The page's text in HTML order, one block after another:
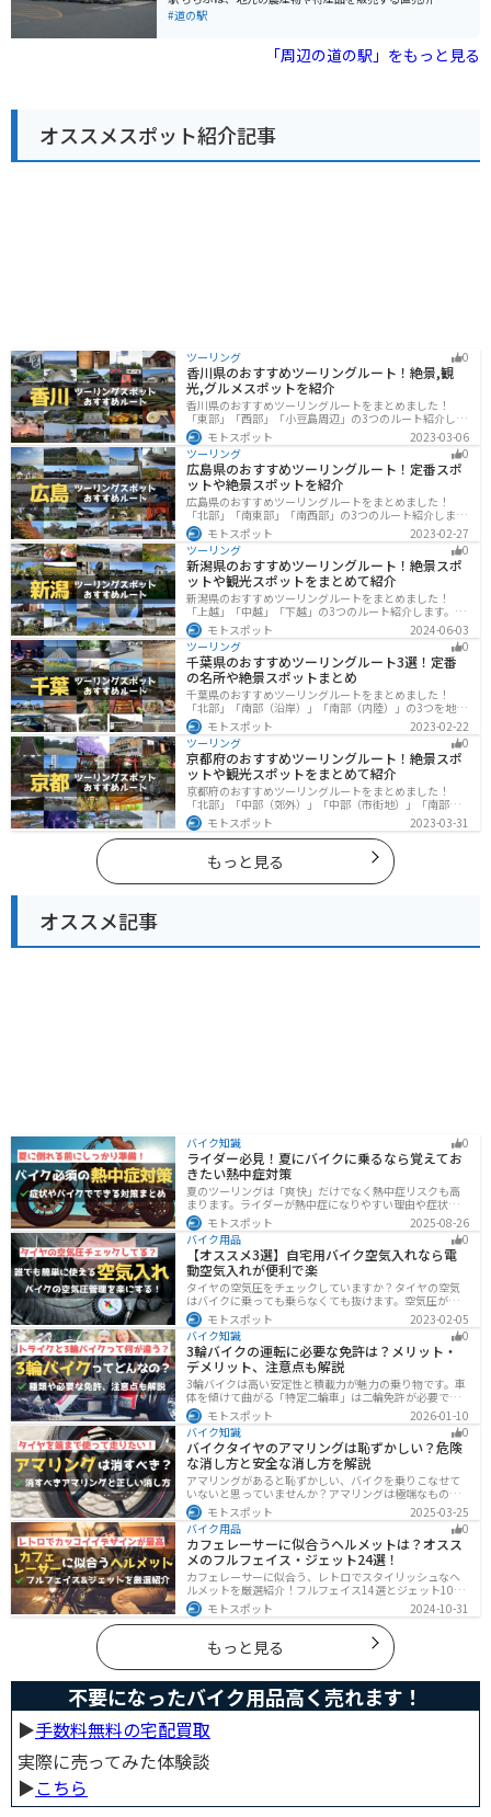
向上地区」や、国の名勝に指定されている「小川渓谷」
レストラン、休憩所などが併設されています。 秩父地方
は、そんな秩父地方の観光拠点として、多くの観光客に
しゃくし菜漬け、味噌ポテト、わらじカツなどが有名で
す。道の駅 ちちぶでも、これらの名産品を購入すること
ができます。
#道の駅
「周辺の道の駅」をもっと見る
オススメスポット紹介記事
ツーリング 0
香川県のおすすめツーリングルート！絶景,観
光,グルメスポットを紹介
香川県のおすすめツーリングルートをまとめました！
「東部」「西部」「小豆島周辺」の3つのルート紹介しま
す。自然豊かな山から海、絶品グルメを満喫するツーリ
ングができます。バイクで香川県にツーリングに行く際
は参考にしてください。
モトスポット
2023-03-06
ツーリング
0
広島県のおすすめツーリングルート！定番スポ
ットや絶景スポットを紹介
広島県のおすすめツーリングルートをまとめました！
「北部」「南東部」「南西部」の3つのルート紹介しま
す。自然豊かな山と海だけでなく、歴史的価値のある建
造物も多数あるので、飽きることなくツーリングを堪能
できます。バイクで広島県にツーリングに行く際は参考
にしてください。
モトスポット
2023-02-27
ツーリング
0
新潟県のおすすめツーリングルート！絶景スポ
ットや観光スポットをまとめて紹介
新潟県のおすすめツーリングルートをまとめました！
「上越」「中越」「下越」の3つのルート紹介します。自
然豊かな山と海、グルメも充実しており、自然を満喫す
るツーリングができます。バイクで新潟県にツーリング
に行く際は参考にしてください。
モトスポット
2024-06-03
ツーリング
0
千葉県のおすすめツーリングルート3選！定番
の名所や絶景スポットまとめ
千葉県のおすすめツーリングルートをまとめました！
「北部」「南部（沿岸）」「南部（内陸）」の3つを地域
別で紹介します！千葉は首都圏からのアクセスも良く、
海と山どちらも堪能できるのでツーリングには最適な場
所です。
モトスポット
2023-02-22
ツーリング
0
京都府のおすすめツーリングルート！絶景スポ
ットや観光スポットをまとめて紹介
京都府のおすすめツーリングルートをまとめました！
「北部」「中部（郊外）」「中部（市街地）」「南部」
の4つのルート紹介します。古い町並みや神社仏閣、自然
に囲まれた風光明媚なスポットが数多く存在し、様々な
楽しみ方ができます。バイクで京都府にツーリングに行
く際は参考にしてください。
モトスポット 2023-03-31
もっと見る
オススメ記事
バイク知識 0
ライダー必見！夏にバイクに乗るなら覚えてお
きたい熱中症対策
夏のツーリングは「爽快」だけでなく熱中症リスクも高
まります。ライダーが熱中症になりやすい理由や症状、
危険性、そして安全に楽しむための対策を徹底解説。夏
用ウェア・水分補給・休憩ポイントの工夫など、猛暑で
も快適に走るコツを紹介します。
モトスポット
2025-08-26
バイク用品
0
【オススメ3選】自宅用バイク空気入れなら電
動空気入れが便利で楽
タイヤの空気圧をチェックしていますか？タイヤの空気
はバイクに乗っても乗らなくても抜けます。空気圧が下
がると走行性能・燃費・安全性に影響します。空気圧は
常に自分で管理できるようにしておきましょう。楽に使
えるオススメ空気入れをまとめたので、参考にしてくだ
さい。
モトスポット
2023-02-05
バイク知識
0
3輪バイクの運転に必要な免許は？メリット・
デメリット、注意点も解説
3輪バイクは高い安定性と積載力が魅力の乗り物です。車
体を傾けて曲がる「特定二輪車」は二輪免許が必要です
が、自立する「トライク」は普通自動車免許で運転で
き、ヘルメット着用も任意です。維持費はバイク並みです
が、運転特性や駐車ルールは車種により異なるため、事
前の確認が大切です。
モトスポット
2026-01-10
バイク知識
0
バイクタイヤのアマリングは恥ずかしい？危険
な消し方と安全な消し方を解説
アマリングがあると恥ずかしい、バイクを乗りこなせて
いないと思っていませんか？アマリングは極端なもので
なければ全く問題ありません。しかし、気になるという
方がいるのも事実です。この記事では消した方がいいア
マリングや消し方を解説します。
モトスポット
2025-03-25
バイク用品
0
カフェレーサーに似合うヘルメットは？オスス
メのフルフェイス・ジェット24選！
カフェレーサーに似合う、レトロでスタイリッシュなヘ
ルメットを厳選紹介！フルフェイス14選とジェット10選
の多彩なラインナップで、安全性とデザインの両立を実
現。こだわりのヘルメットで、あなたのライダーズライ
フをより魅力的にアップグレードしましょう！
モトスポット 2024-10-31
もっと見る
不要になったバイク用品高く売れます！
▶︎手数料無料の宅配買取
実際に売ってみた体験談
▶︎こちら